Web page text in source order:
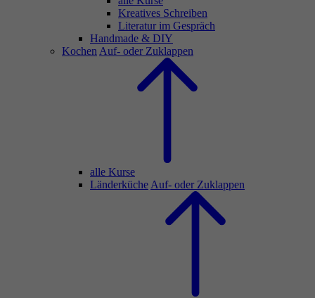
Kreatives Schreiben
Literatur im Gespräch
Handmade & DIY
Kochen Auf- oder Zuklappen
alle Kurse
Länderküche Auf- oder Zuklappen